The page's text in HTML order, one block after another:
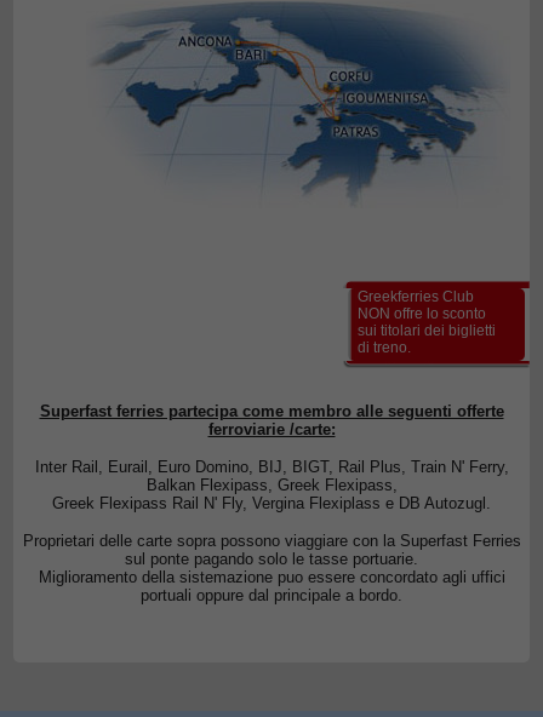
Greekferries Club
NON offre lo sconto
sui titolari dei biglietti
di treno.
Superfast ferries partecipa come membro alle seguenti offerte
ferroviarie /carte:
Inter Rail, Eurail, Euro Domino, BIJ, BIGT, Rail Plus, Train N' Ferry,
Balkan Flexipass, Greek Flexipass,
Greek Flexipass Rail N' Fly, Vergina Flexiplass e DB Autozugl.
Proprietari delle carte sopra possono viaggiare con la Superfast Ferries
sul ponte pagando solo le tasse portuarie.
Miglioramento della sistemazione puo essere concordato agli uffici
portuali oppure dal principale a bordo.